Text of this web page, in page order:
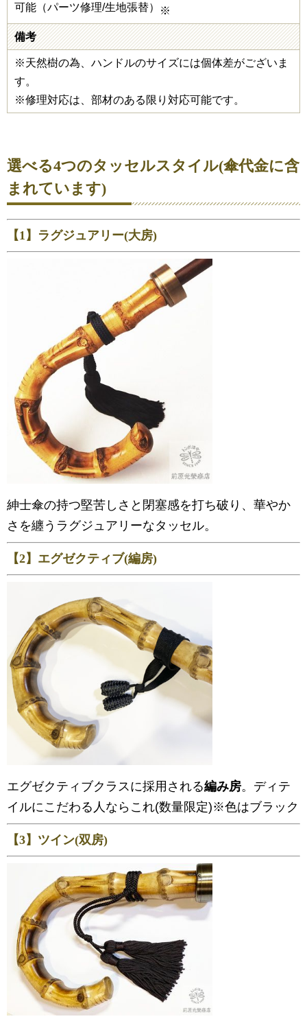
可能（パーツ修理/生地張替） ※
備考
※天然樹の為、ハンドルのサイズには個体差がございま
す。
※修理対応は、部材のある限り対応可能です。
選べる4つのタッセルスタイル(傘代金に含
まれています)
【1】ラグジュアリー(大房)
紳士傘の持つ堅苦しさと閉塞感を打ち破り、華やか
さを纏うラグジュアリーなタッセル。
【2】エグゼクティブ(編房)
エグゼクティブクラスに採用される編み房。ディテ
イルにこだわる人ならこれ(数量限定)※色はブラック
【3】ツイン(双房)